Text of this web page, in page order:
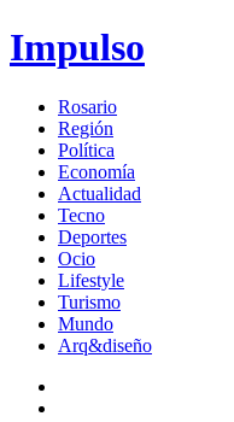
Impulso
Rosario
Región
Política
Economía
Actualidad
Tecno
Deportes
Ocio
Lifestyle
Turismo
Mundo
Arq&diseño